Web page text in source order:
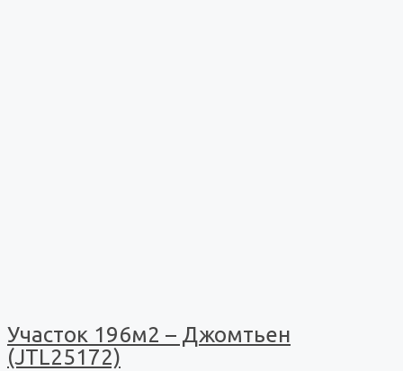
Участок 196м2 – Джомтьен
(JTL25172)